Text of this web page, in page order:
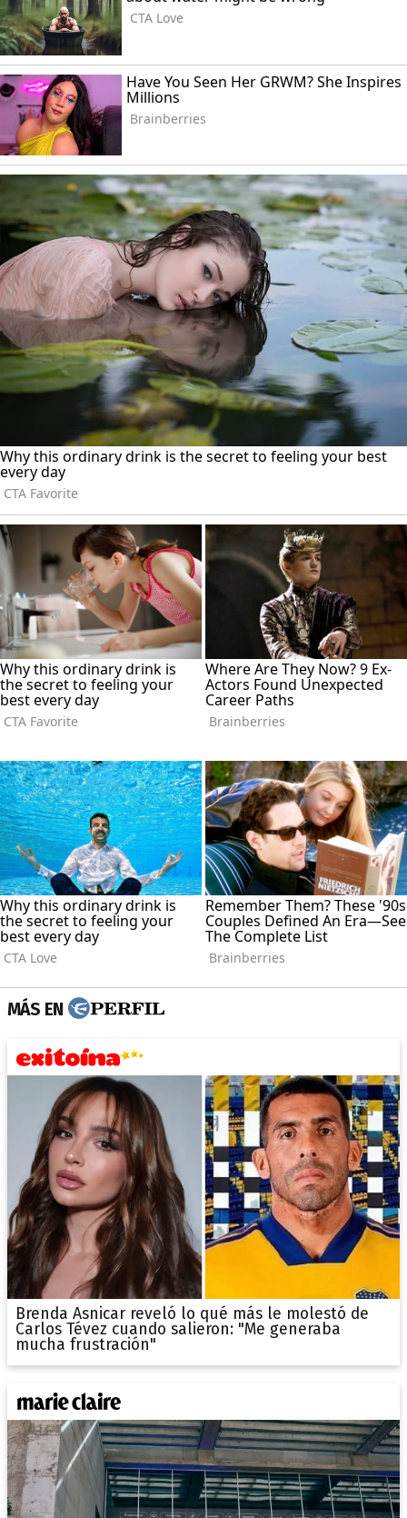
MÁS EN
Brenda Asnicar reveló lo qué más le molestó de
Carlos Tévez cuando salieron: "Me generaba
mucha frustración"